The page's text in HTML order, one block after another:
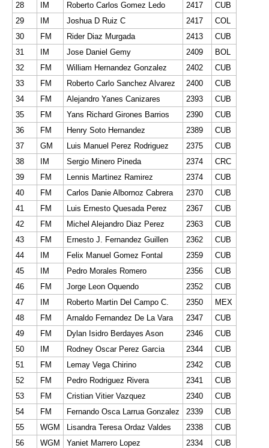
28
IM Roberto Carlos Gomez Ledo 2417
CUB
29
IM Joshua D Ruiz C 2417
COL
30
FM Rider Diaz Murgada 2413
CUB
31
IM Jose Daniel Gemy 2409
BOL
32
FM William Hernandez Gonzalez 2402
CUB
33
FM Roberto Carlo Sanchez Alvarez 2400
CUB
34
FM Alejandro Yanes Canizares 2393
CUB
35
FM Yans Richard Girones Barrios 2390
CUB
36
FM Henry Soto Hernandez 2389
CUB
37
GM Luis Manuel Perez Rodriguez 2375
CUB
38
IM Sergio Minero Pineda 2374
CRC
39
FM Lennis Martinez Ramirez 2374
CUB
40
FM Carlos Danie Albornoz Cabrera 2370
CUB
41
FM Luis Ernesto Quesada Perez 2367
CUB
42
FM Michel Alejandro Diaz Perez 2363
CUB
43
FM Ernesto J. Fernandez Guillen 2362
CUB
44
IM Felix Manuel Gomez Fontal 2359
CUB
45
IM Pedro Morales Romero 2356
CUB
46
FM Jorge Leon Oquendo 2352
CUB
47
IM Roberto Martin Del Campo C. 2350
MEX
48
FM Arnaldo Fernandez De La Vara 2347
CUB
49
FM Dylan Isidro Berdayes Ason 2346
CUB
50
IM Rodney Oscar Perez Garcia 2344
CUB
51
FM Lemay Vega Chirino 2342
CUB
52
FM Pedro Rodriguez Rivera 2341
CUB
53
FM Cristian Vitier Vazquez 2340
CUB
54
FM Fernando Osca Larrua Gonzalez 2339
CUB
55
WGM Lisandra Teresa Ordaz Valdes 2338
CUB
56
WGM Yaniet Marrero Lopez 2334
CUB